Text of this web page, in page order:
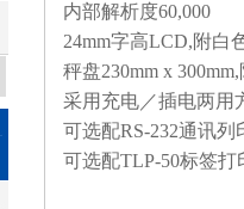
内部解析度60,000
24mm字高LCD,附白
秤盘230mm x 300mm,
采用充电／插电两用
可选配RS-232通讯列
可选配TLP-50标签打